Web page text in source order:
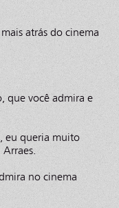
atrás do cinema
que você admira e
eu queria muito
no cinema